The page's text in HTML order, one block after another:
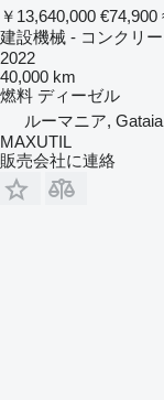
￥13,640,000 €74,900
建設機械 - コンクリ
2022
40,000 km
燃料 ディーゼル
ルーマニア,
MAXUTIL
販売会社に連絡